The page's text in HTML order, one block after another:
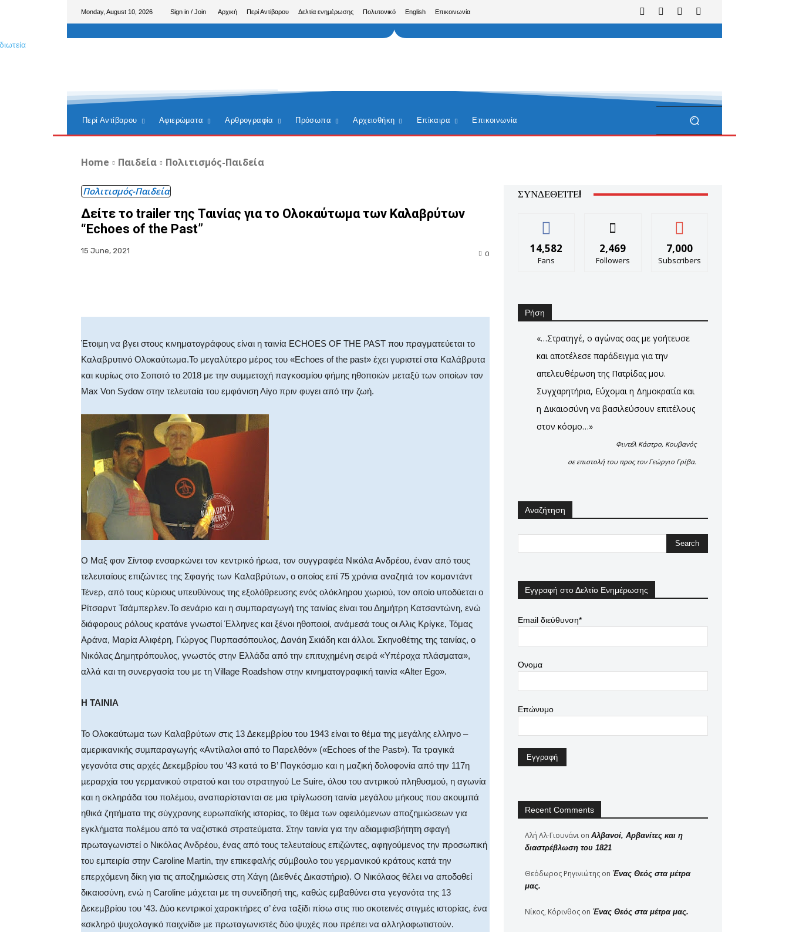
Monday, August 10, 2026 Sign in / Join Αρχική Περί Αντίβαρου Δελτία ενημέρωσης Πολυτονικό English Επικοινωνία
Περί Αντίβαρου Αφιερώματα Αρθρογραφία Πρόσωπα Αρχειοθήκη Επίκαιρα Επικοινωνία
Home Παιδεία Πολιτισμός-Παιδεία
Πολιτισμός-Παιδεία
Δείτε το trailer της Ταινίας για το Ολοκαύτωμα των Καλαβρύτων
“Echoes of the Past”
15 June, 2021 0
Έτοιμη να βγει στους κινηματογράφους είναι η ταινία ECHOES OF THE PAST που πραγματεύεται το
Καλαβρυτινό Ολοκαύτωμα.Το μεγαλύτερο μέρος του «Echoes οf the past» έχει γυριστεί στα Καλάβρυτα
και κυρίως στο Σοποτό το 2018 με την συμμετοχή παγκοσμίου φήμης ηθοποιών μεταξύ των οποίων τον
Max Von Sydow στην τελευταία του εμφάνιση Λίγο πριν φυγει από την ζωή.
Ο Μαξ φον Σίντοφ ενσαρκώνει τον κεντρικό ήρωα, τον συγγραφέα Νικόλα Ανδρέου, έναν από τους
τελευταίους επιζώντες της Σφαγής των Καλαβρύτων, ο οποίος επί 75 χρόνια αναζητά τον κομαντάντ
Τένερ, από τους κύριους υπευθύνους της εξολόθρευσης ενός ολόκληρου χωριού, τον οποίο υποδύεται ο
Ρίτσαρντ Τσάμπερλεν.Το σενάριο και η συμπαραγωγή της ταινίας είναι του Δημήτρη Κατσαντώνη, ενώ
διάφορους ρόλους κρατάνε γνωστοί Έλληνες και ξένοι ηθοποιοί, ανάμεσά τους οι Αλις Κρίγκε, Τόμας
Αράνα, Μαρία Αλιφέρη, Γιώργος Πυρπασόπουλος, Δανάη Σκιάδη και άλλοι. Σκηνοθέτης της ταινίας, ο
Νικόλας Δημητρόπουλος, γνωστός στην Ελλάδα από την επιτυχημένη σειρά «Υπέροχα πλάσματα»,
αλλά και τη συνεργασία του με τη Village Roadshow στην κινηματογραφική ταινία «Alter Ego».
Η ΤΑΙΝΙΑ
Το Ολοκαύτωμα των Καλαβρύτων στις 13 ∆εκεµβρίου του 1943 είναι το θέµα της µεγάλης ελληνο –
αµερικανικής συµπαραγωγής «Αντίλαλοι από το Παρελθόν» («Echoes of the Past»). Τα τραγικά
γεγονότα στις αρχές ∆εκεµβρίου του ‘43 κατά το Β’ Παγκόσµιο και η µαζική δολοφονία από την 117η
µεραρχία του γερµανικού στρατού και του στρατηγού Le Suire, όλου του αντρικού πληθυσµού, η αγωνία
και η σκληράδα του πολέµου, αναπαρίστανται σε µια τρίγλωσση ταινία µεγάλου µήκους που ακουµπά
ηθικά ζητήµατα της σύγχρονης ευρωπαϊκής ιστορίας, το θέµα των οφειλόµενων αποζηµιώσεων για
εγκλήµατα πολέµου από τα ναζιστικά στρατεύµατα. Στην ταινία για την αδιαµφισβήτητη σφαγή
πρωταγωνιστεί ο Νικόλας Ανδρέου, ένας από τους τελευταίους επιζώντες, αφηγούµενος την προσωπική
του εµπειρία στην Caroline Martin, την επικεφαλής σύµβουλο του γερµανικού κράτους κατά την
επερχόµενη δίκη για τις αποζηµιώσεις στη Χάγη (∆ιεθνές ∆ικαστήριο). Ο Νικόλαος θέλει να αποδοθεί
δικαιοσύνη, ενώ η Caroline µάχεται µε τη συνείδησή της, καθώς εµβαθύνει στα γεγονότα της 13
∆εκεµβρίου του ‘43. ∆ύο κεντρικοί χαρακτήρες σ’ ένα ταξίδι πίσω στις πιο σκοτεινές στιγµές ιστορίας, ένα
«σκληρό ψυχολογικό παιχνίδι» µε πρωταγωνιστές δύο ψυχές που πρέπει να αλληλοφωτιστούν.
ΣΥΝΔΕΘΕΊΤΕ!
14,582
Fans
2,469
Followers
7,000
Subscribers
Ρήση
«…Στρατηγέ, ο αγώνας σας με γοήτευσε
και αποτέλεσε παράδειγμα για την
απελευθέρωση της Πατρίδας μου.
Συγχαρητήρια, Εύχομαι η Δημοκρατία και
η Δικαιοσύνη να βασιλεύσουν επιτέλους
στον κόσμο…»
Φιντέλ Κάστρο, Κουβανός
σε επιστολή του προς τον Γεώργιο Γρίβα.
Αναζήτηση
Εγγραφή στο Δελτίο Ενημέρωσης
Email διεύθυνση*
Όνομα
Επώνυμο
Recent Comments
Αλή Αλ-Γιουνάνι on Αλβανοί, Αρβανίτες και η
διαστρέβλωση του 1821
Θεόδωρος Ρηγινιώτης on Ένας Θεός στα μέτρα
μας.
Νίκος, Κόρινθος on Ένας Θεός στα μέτρα μας.